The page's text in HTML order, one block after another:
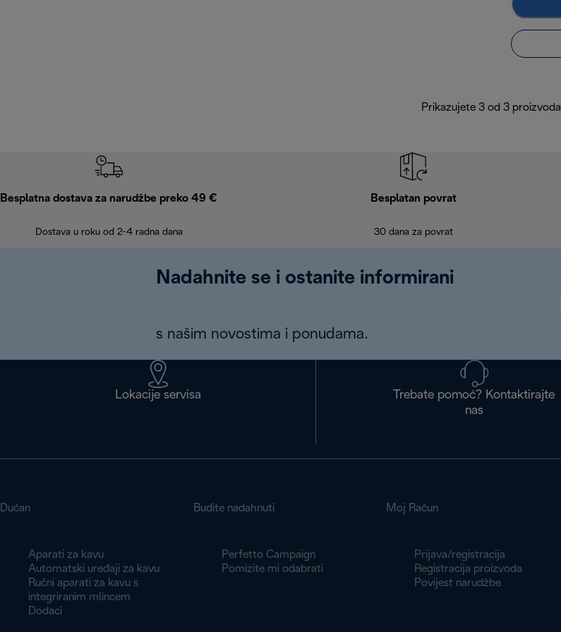
Prikazujete 3 od 3 proizvoda
Besplatna dostava za narudžbe preko 49 €
Dostava u roku od 2-4 radna dana
Besplatan povrat
30 dana za povrat
Nadahnite se i ostanite informirani
s našim novostima i ponudama.
Lokacije servisa
Trebate pomoć? Kontaktirajte
nas
Dućan
Aparati za kavu
Automatski uređaji za kavu
Ručni aparati za kavu s
integriranim mlincem
Dodaci
Budite nadahnuti
Perfetto Campaign
Pomizite mi odabrati
Moj Račun
Prijava/registracija
Registracija proizvoda
Povijest narudžbe